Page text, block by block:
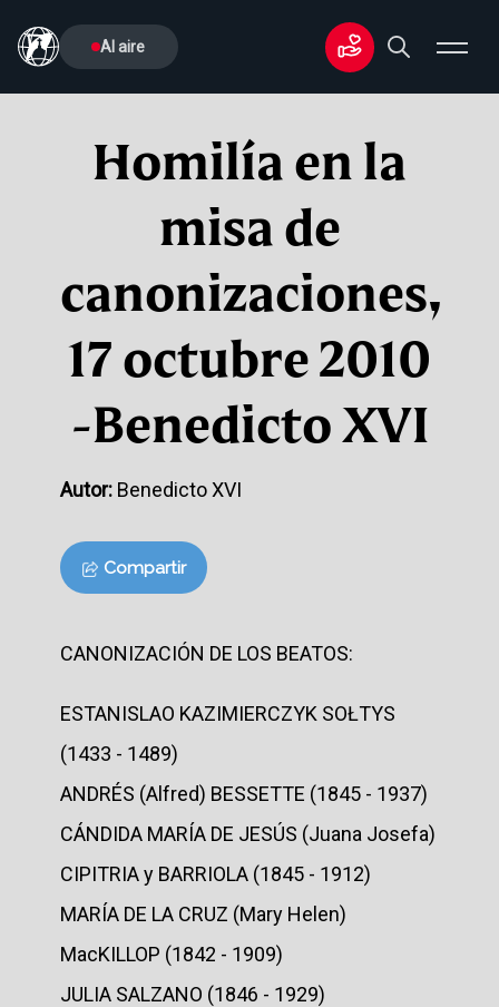
Al aire
Homilía en la
misa de
canonizaciones,
17 octubre 2010
-Benedicto XVI
Autor: Benedicto XVI
Compartir
CANONIZACIÓN DE LOS BEATOS:
ESTANISLAO KAZIMIERCZYK SOŁTYS
(1433 - 1489)
ANDRÉS (Alfred) BESSETTE (1845 - 1937)
CÁNDIDA MARÍA DE JESÚS (Juana Josefa)
CIPITRIA y BARRIOLA (1845 - 1912)
MARÍA DE LA CRUZ (Mary Helen)
MacKILLOP (1842 - 1909)
JULIA SALZANO (1846 - 1929)